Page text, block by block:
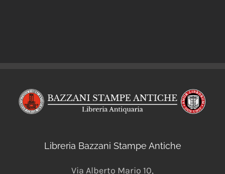
Libreria Bazzani Stampe Antiche
Via Alberto Mario 10,